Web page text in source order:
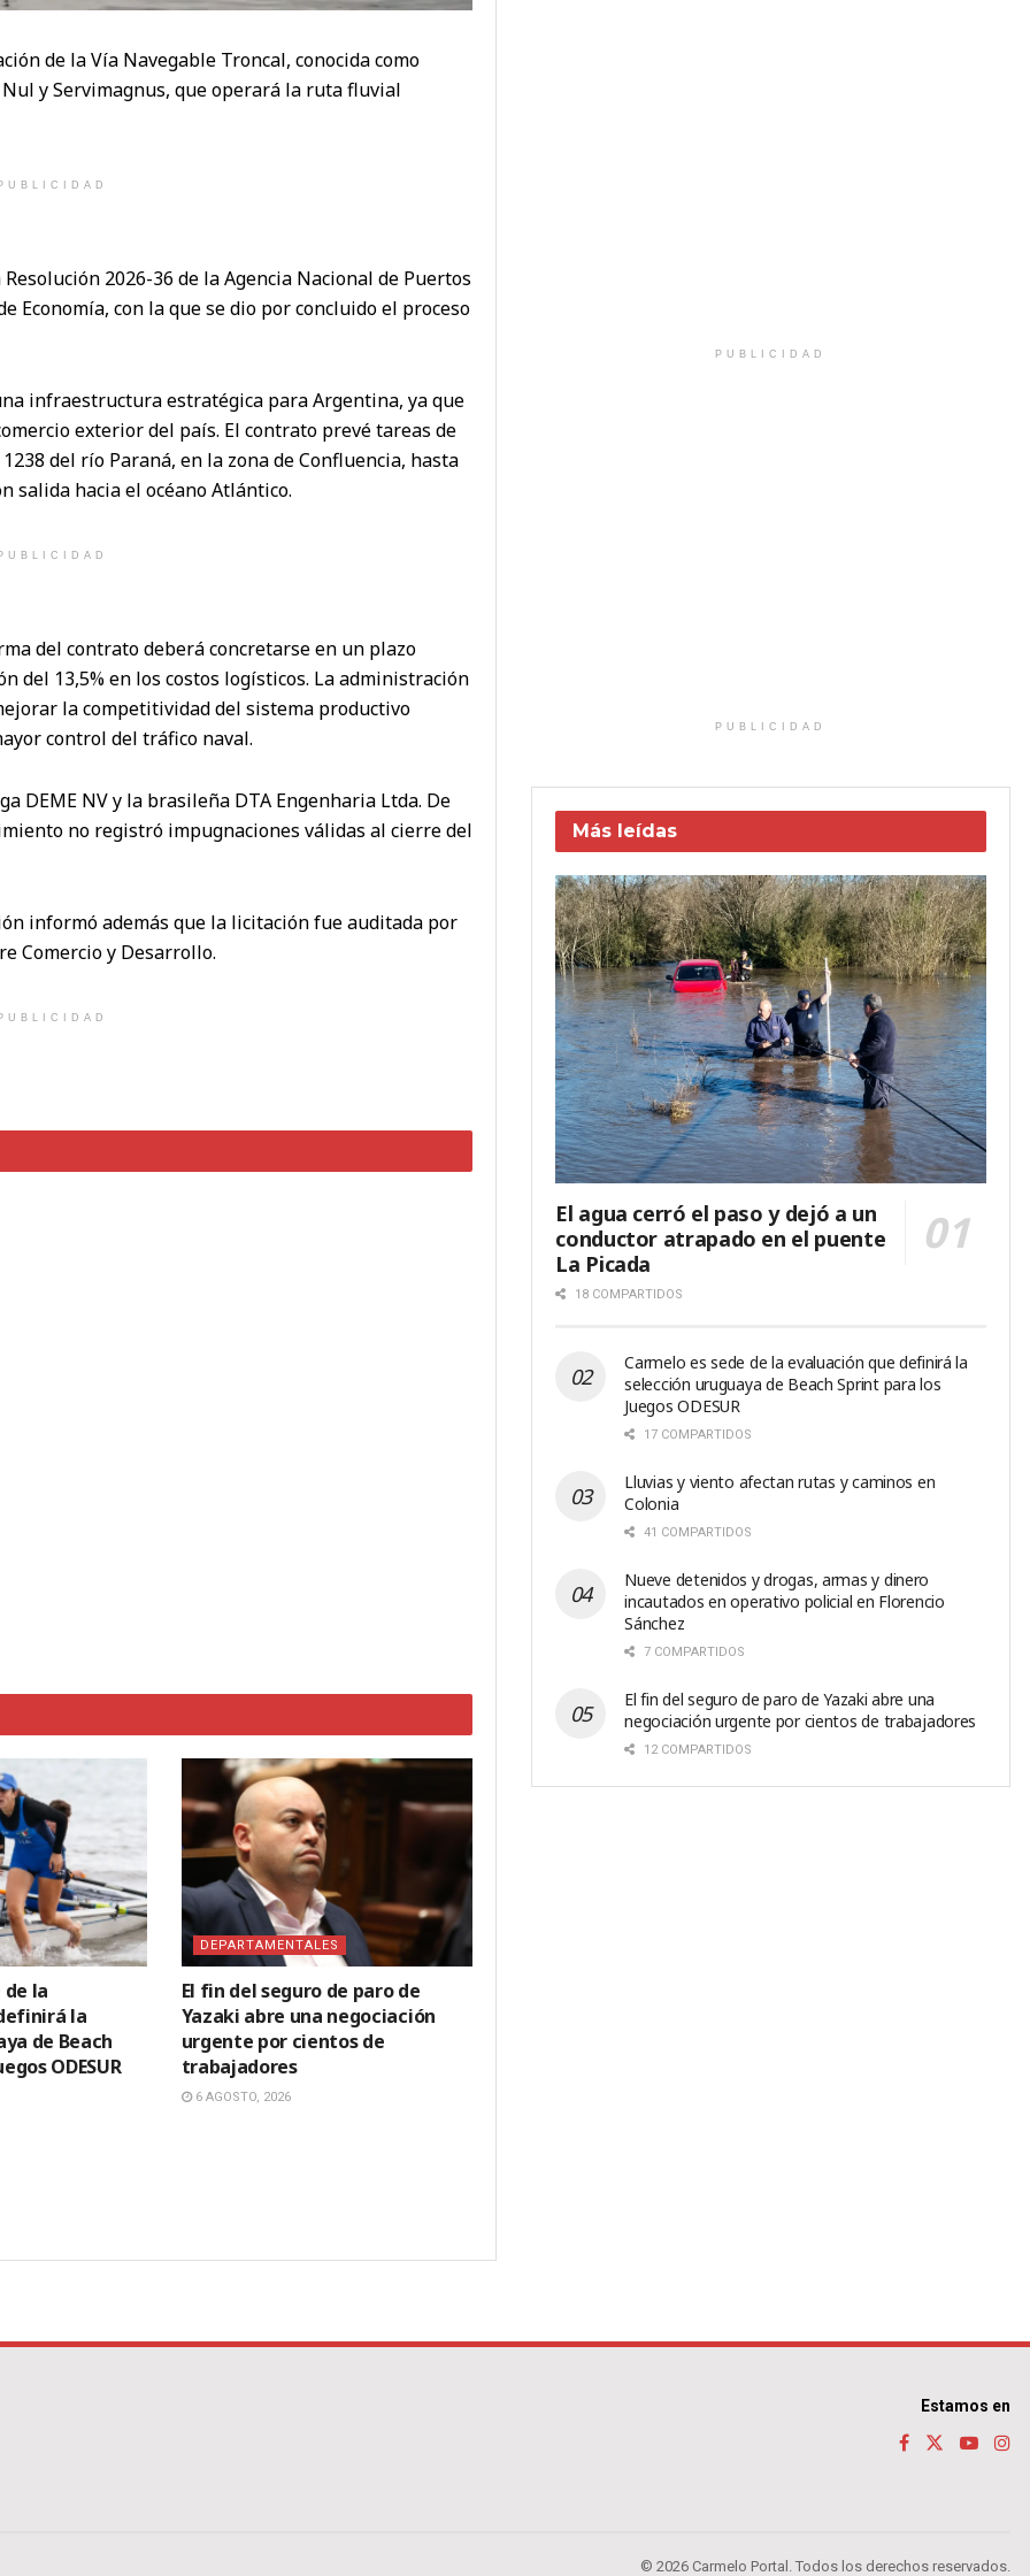
de la Vía Navegable Troncal, conocida como
y Servimagnus, que operará la ruta fluvial
2026-36 de la Agencia Nacional de Puertos
Economía, con la que se dio por concluido el proceso
infraestructura estratégica para Argentina, ya que
exterior del país. El contrato prevé tareas de
del río Paraná, en la zona de Confluencia, hasta
salida hacia el océano Atlántico.
del contrato deberá concretarse en un plazo
del 13,5% en los costos logísticos. La administración
la competitividad del sistema productivo
control del tráfico naval.
DEME NV y la brasileña DTA Engenharia Ltda. De
no registró impugnaciones válidas al cierre del
informó además que la licitación fue auditada por
Comercio y Desarrollo.
de la
la
de Beach
ODESUR
DEPARTAMENTALES
El fin del seguro de paro de
Yazaki abre una negociación
urgente por cientos de
trabajadores
6 AGOSTO, 2026
PUBLICIDAD
PUBLICIDAD
Más leídas
El agua cerró el paso y dejó a un
conductor atrapado en el puente
La Picada
18 COMPARTIDOS
Carmelo es sede de la evaluación que definirá la
selección uruguaya de Beach Sprint para los
Juegos ODESUR
17 COMPARTIDOS
Lluvias y viento afectan rutas y caminos en
Colonia
41 COMPARTIDOS
Nueve detenidos y drogas, armas y dinero
incautados en operativo policial en Florencio
Sánchez
7 COMPARTIDOS
El fin del seguro de paro de Yazaki abre una
negociación urgente por cientos de trabajadores
12 COMPARTIDOS
Estamos en
© 2026 Carmelo Portal. Todos los derechos reservados.